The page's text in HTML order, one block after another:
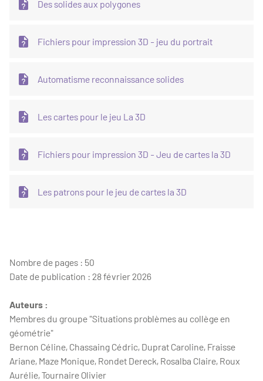
Des solides aux polygones
Fichiers pour impression 3D - jeu du portrait
Automatisme reconnaissance solides
Les cartes pour le jeu La 3D
Fichiers pour impression 3D - Jeu de cartes la 3D
Les patrons pour le jeu de cartes la 3D
Nombre de pages : 50
Date de publication : 28 février 2026
Auteurs :
Membres du groupe "Situations problèmes au collège en
géométrie"
Bernon Céline, Chassaing Cédric, Duprat Caroline, Fraisse
Ariane, Maze Monique, Rondet Dereck, Rosalba Claire, Roux
Aurélie, Tournaire Olivier